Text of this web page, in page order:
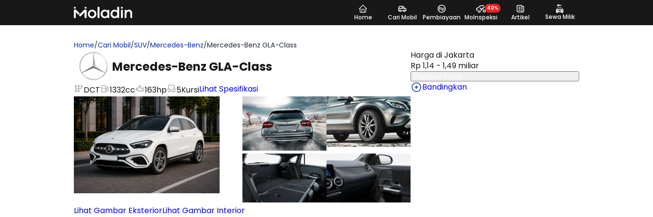
Home Cari Mobil Pembiayaan MoInspeksi
40%
Artikel Sewa Milik
Home/Cari Mobil/SUV/Mercedes-Benz/Mercedes-Benz GLA-Class
Mercedes-Benz GLA-Class
DCT 1332cc 163hp 5KursiLihat Spesifikasi
Lihat Gambar EksteriorLihat Gambar Interior
Harga di Jakarta
Rp 1,14 - 1,49 miliar
Bandingkan